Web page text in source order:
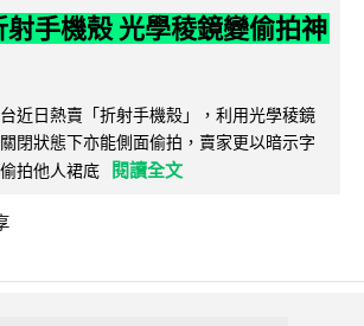
射手機殼 光學稜鏡變偷拍神
近日熱賣「折射手機殼」，利用光學稜鏡
閉狀態下亦能側面偷拍，賣家更以暗示字
拍他人裙底 閱讀全文